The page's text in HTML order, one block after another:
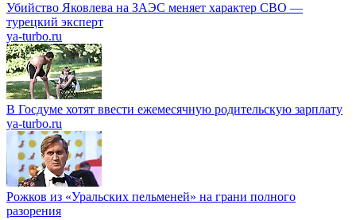
Убийство Яковлева на ЗАЭС меняет характер СВО —
турецкий эксперт
ya-turbo.ru
В Госдуме хотят ввести ежемесячную родительскую зарплату
ya-turbo.ru
Рожков из «Уральских пельменей» на грани полного
разорения